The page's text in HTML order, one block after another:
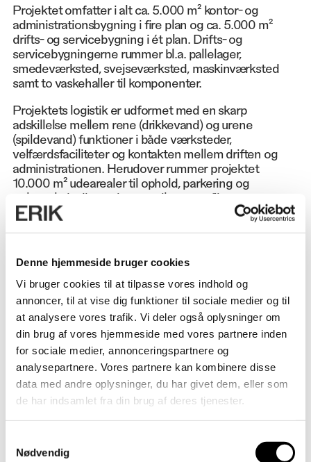
Denne hjemmeside bruger cookies
Vi bruger cookies til at tilpasse vores indhold og
annoncer, til at vise dig funktioner til sociale medier og til
at analysere vores trafik. Vi deler også oplysninger om
din brug af vores hjemmeside med vores partnere inden
for sociale medier, annonceringspartnere og
analysepartnere. Vores partnere kan kombinere disse
data med andre oplysninger, du har givet dem, eller som
de har indsamlet fra din brug af deres tjenester.
Nødvendig
Projektet omfatter i alt ca. 5.000 m² kontor- og
administrationsbygning i fire plan og ca. 5.000 m²
drifts- og servicebygning i ét plan. Drifts- og
servicebygningerne rummer bl.a. pallelager,
smedeværksted, svejseværksted, maskinværksted
samt to vaskehaller til komponenter.
Projektets logistik er udformet med en skarp
adskillelse mellem rene (drikkevand) og urene
(spildevand) funktioner i både værksteder,
velfærdsfaciliteter og kontakten mellem driften og
administrationen. Herudover rummer projektet
10.000 m² udearealer til ophold, parkering og
oplagsplads dimensioneret til tung trafik.
ERIK arkitekter har fungeret som bygherrerådgiver
gennem hele forløbet.
OMFANG
10.000 m²
ADRESSE
ANVENDELSE